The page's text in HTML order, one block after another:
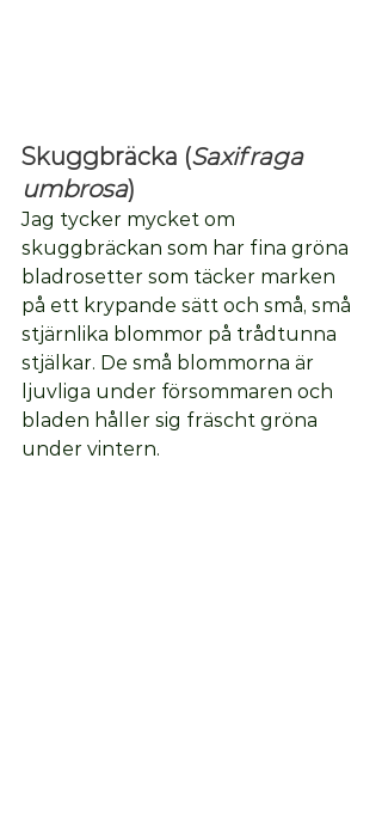
Skuggbräcka (Saxifraga
umbrosa)
Jag tycker mycket om
skuggbräckan som har fina gröna
bladrosetter som täcker marken
på ett krypande sätt och små, små
stjärnlika blommor på trådtunna
stjälkar. De små blommorna är
ljuvliga under försommaren och
bladen håller sig fräscht gröna
under vintern.